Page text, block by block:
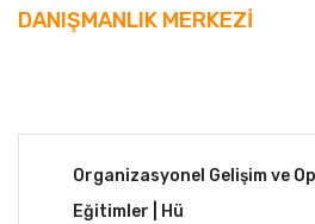
Organizasyonel Gelişim ve
Eğitimler | Hü
DANIŞMANLIK MERKEZİ